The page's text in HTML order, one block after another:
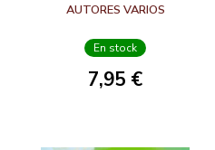
AUTORES VARIOS
En stock
7,95 €